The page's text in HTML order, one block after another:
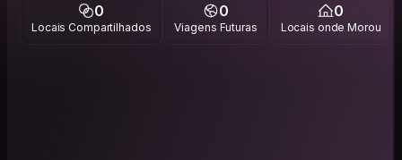
0
Locais Compartilhados
0
Viagens Futuras
0
Locais onde Morou